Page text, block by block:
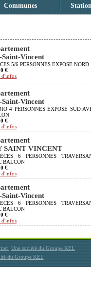
Communes
Saint-Vincent
5/6 PERSONNES EXPOSE NORD
€
d'infos
Saint-Vincent
4 PERSONNES EXPOSE SUD
€
d'infos
SAINT VINCENT
6 PERSONNES
BALCON
€
d'infos
Saint-Vincent
6 PERSONNES
BALCON
€
d'infos
Une société du Groupe KEL
du Groupe KEL